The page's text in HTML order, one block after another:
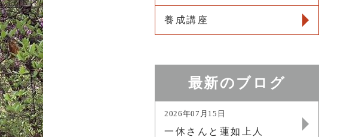
養成講座
最新のブログ
2026年07月15日
一休さんと蓮如上人